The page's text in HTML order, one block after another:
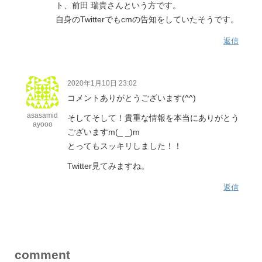
ト、前田 瑞貴さんという方です。
自身のTwitterでもcmの告知をしていたそうです。
返信
asasamid
ayooo
2020年1月10日 23:02
コメントありがとうございます(^^)
そしてそして！貴重な情報を本当にありがとう
ございますm(_ _)m
とってもスッキリしました！！
Twitter見てみますね。
返信
comment